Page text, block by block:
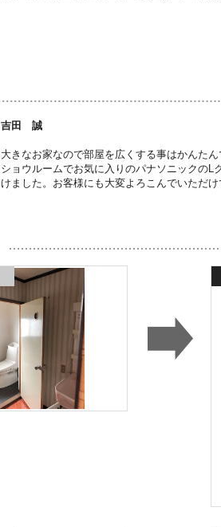
吉田 誠
大きなお家なので部屋を広くする事はかんた
ショウルームでお気に入りのパナソニックの
けました。お客様にも大変よろこんでいただけ